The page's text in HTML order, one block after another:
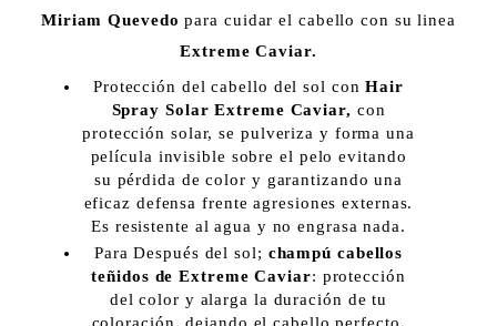
Miriam Quevedo para cuidar el cabello con su linea
Extreme Caviar.
Protección del cabello del sol con Hair
Spray Solar Extreme Caviar, con
protección solar, se pulveriza y forma una
película invisible sobre el pelo evitando
su pérdida de color y garantizando una
eficaz defensa frente agresiones externas.
Es resistente al agua y no engrasa nada.
Para Después del sol; champú cabellos
teñidos de Extreme Caviar: protección
del color y alarga la duración de tu